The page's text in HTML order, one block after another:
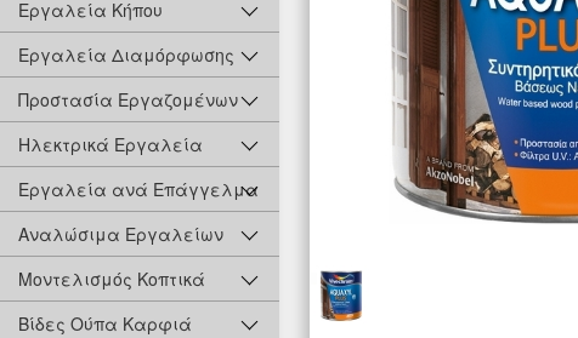
Εργαλεία Κήπου
Εργαλεία Διαμόρφωσης
Προστασία Εργαζομένων
Ηλεκτρικά Εργαλεία
Εργαλεία ανά Επάγγελμα
Αναλώσιμα Εργαλείων
Μοντελισμός Κοπτικά
Βίδες Ούπα Καρφιά